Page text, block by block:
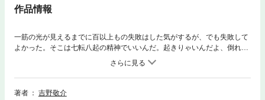
作品情報
一筋の光が見えるまでに百以上もの失敗はした気がするが、でも失敗して
よかった。そこは七転八起の精神でいいんだ。起きりゃいんだよ、倒れた
って。失敗してまた立ち上がって、失敗してまた立ち上がって、最後的に
成功すれば、それは失敗じゃなかったわけだから。だからこそ、失敗を怖
がっていてはいけない。失敗を怖がると、動くことすらできなくなる。ど
んどん失敗していいんだよ。 「懺悔の章」「観察の章」「憧れの章」「行
著者
吉野敬介